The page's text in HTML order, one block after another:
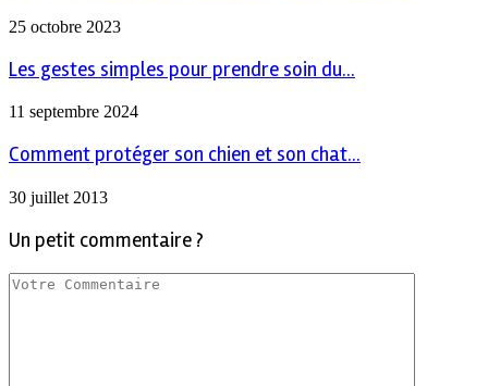
25 octobre 2023
Les gestes simples pour prendre soin du...
11 septembre 2024
Comment protéger son chien et son chat...
30 juillet 2013
Un petit commentaire ?